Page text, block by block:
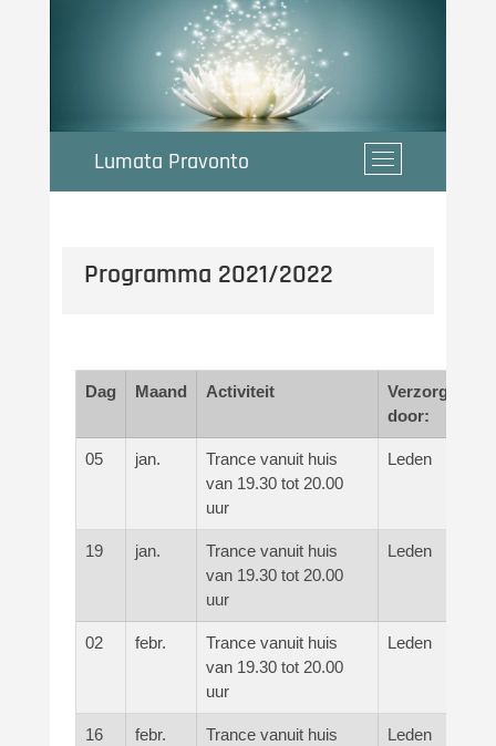
Lumata Pravonto
M
Programma 2021/2022
Dag Maand Activiteit
Verzorgd
door:
05 jan.
Trance vanuit huis
van 19.30 tot 20.00
uur
Leden
19 jan.
Trance vanuit huis
van 19.30 tot 20.00
uur
Leden
02 febr.
Trance vanuit huis
van 19.30 tot 20.00
uur
Leden
16 febr.
Trance vanuit huis
Leden